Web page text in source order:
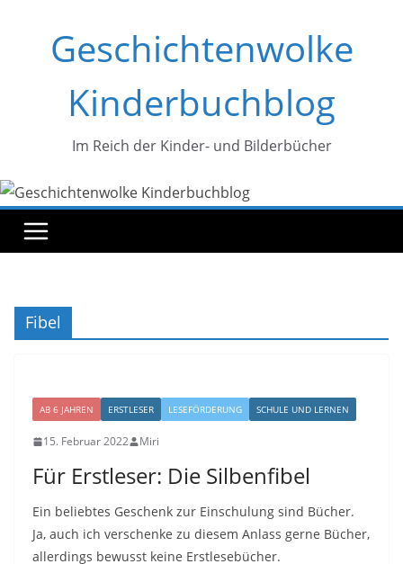
springenGeschichtenwolke
Kinderbuchblog
Im Reich der Kinder- und Bilderbücher
Fibel
AB 6 JAHREN ERSTLESER LESEFÖRDERUNG SCHULE UND LERNEN
15. Februar 2022 Miri
Für Erstleser: Die Silbenfibel
Ein beliebtes Geschenk zur Einschulung sind Bücher.
Ja, auch ich verschenke zu diesem Anlass gerne Bücher,
allerdings bewusst keine Erstlesebücher.